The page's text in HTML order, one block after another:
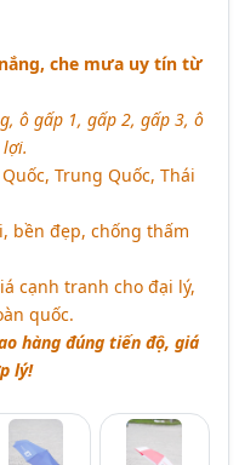
che mưa uy tín từ
ô gấp 1, gấp 2, gấp 3, ô
Trung Quốc, Thái
bền đẹp, chống thấm
cạnh tranh cho đại lý,
quốc.
hàng đúng tiến độ, giá
lý!